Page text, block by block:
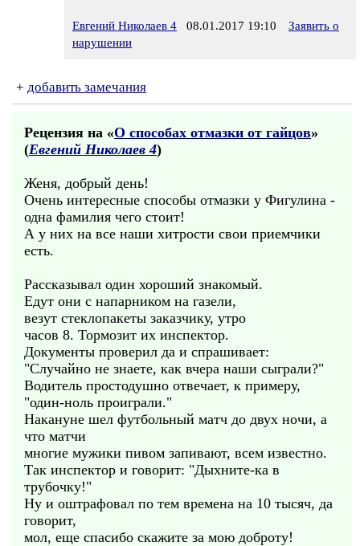
Евгений Николаев 4 08.01.2017 19:10
Заявить о
нарушении
+ добавить замечания
Рецензия на «О способах отмазки от гайцов»
(Евгений Николаев 4)
Женя, добрый день!
Очень интересные способы отмазки у Фигулина -
одна фамилия чего стоит!
А у них на все наши хитрости свои приемчики
есть.
Рассказывал один хороший знакомый.
Едут они с напарником на газели,
везут стеклопакеты заказчику, утро
часов 8. Тормозит их инспектор.
Документы проверил да и спрашивает:
"Случайно не знаете, как вчера наши сыграли?"
Водитель простодушно отвечает, к примеру,
"один-ноль проиграли."
Накануне шел футбольный матч до двух ночи, а
что матчи
многие мужики пивом запивают, всем известно.
Так инспектор и говорит: "Дыхните-ка в
трубочку!"
Ну и оштрафовал по тем времена на 10 тысяч, да
говорит,
мол, еще спасибо скажите за мою доброту!